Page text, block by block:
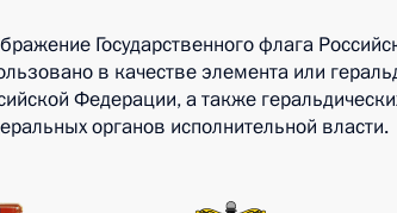
Государственного флага
в качестве элемента или
Федерации, а также
органов исполнительной власти.